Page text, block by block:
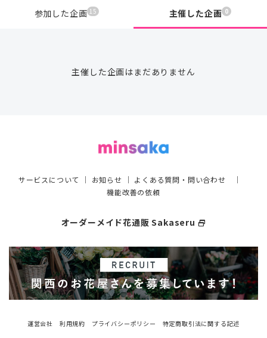
参加した企画 15 主催した企画 0
主催した企画はまだありません
サービスについて ｜ お知らせ ｜ よくある質問・問い合わせ ｜
機能改善の依頼
オーダーメイド花通販 Sakaseru select_window
運営会社 利用規約 プライバシーポリシー
特定商取引法に関する記述